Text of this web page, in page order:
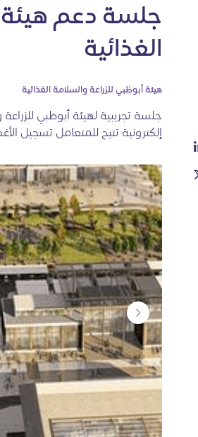
جلسة دعم هيئة
الغذائية
هيئة أبوظبي للزراعة والسلامة الغذائية
جلسة تجريبية لهيئة أبوظبي
إلكترونية تتيح للمتعامل تسجيل